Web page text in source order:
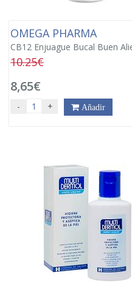
OMEGA PHARMA
CB12 Enjuague Bucal Buen
10.25€
8,65€
- + Añadir